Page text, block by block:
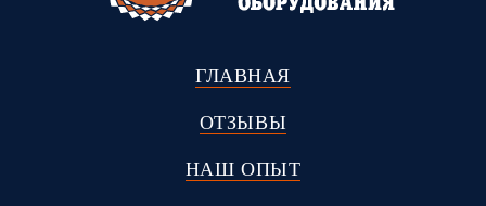
ГЛАВНАЯ
ОТЗЫВЫ
НАШ ОПЫТ